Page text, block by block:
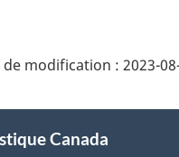
de modification : 2023-
Canada